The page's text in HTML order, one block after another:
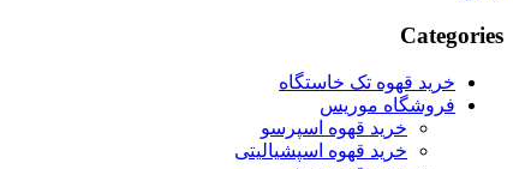
Categories
خرید قهوه تک خاستگاه
فروشگاه موریس
خرید قهوه اسپرسو
خرید قهوه اسپشیالیتی